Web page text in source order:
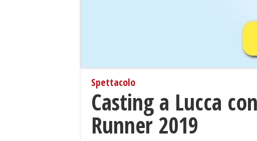
Spettacolo
Casting a Lucca
Runner 2019